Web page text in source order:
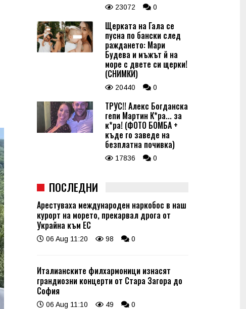
23072 0
Щерката на Гала се
пусна по бански след
раждането: Мари
Будева и мъжът й на
море с двете си щерки!
(СНИМКИ)
20440 0
ТРУС!! Алекс Богданска
гепи Мартин К*ра... за
к*ра! (ФОТО БОМБА +
къде го заведе на
безплатна почивка)
17836 0
ПОСЛЕДНИ
Арестуваха международен наркобос в наш
курорт на морето, прекарвал дрога от
Украйна към ЕС
06 Aug 11:20 98 0
Италианските филхармоници изнасят
грандиозни концерти от Стара Загора до
София
06 Aug 11:10 49 0